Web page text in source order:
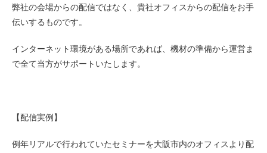
弊社の会場からの配信ではなく、貴社オフィスからの配信をお手
伝いするものです。
インターネット環境がある場所であれば、機材の準備から運営ま
で全て当方がサポートいたします。
【配信実例】
例年リアルで行われていたセミナーを大阪市内のオフィスより配